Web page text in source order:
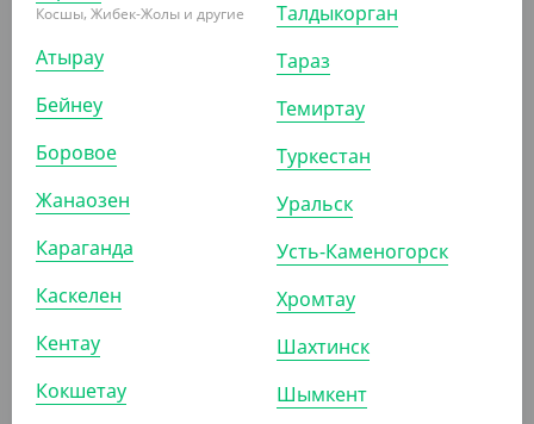
2 091.60
(2 091.60₸
Косшы, Жибек-Жолы и другие
Атырау
Бейнеу
Боровое
Жанаозен
Караганда
Каскелен
Кентау
Кокшетау
Талдыкорган
Тараз
Темиртау
Туркестан
Уральск
Усть-Каменогорск
Хромтау
Шахтинск
Шымкент